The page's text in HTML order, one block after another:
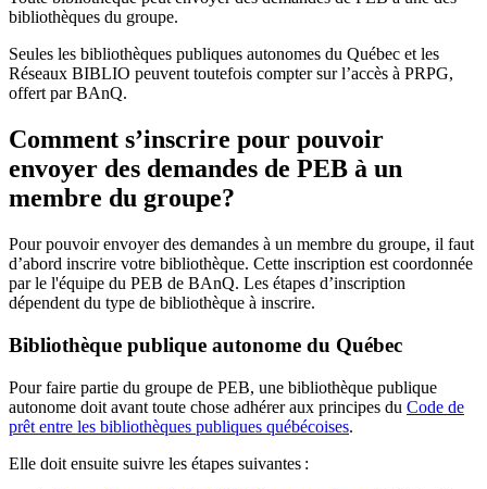
bibliothèques du groupe.
Seules les bibliothèques publiques autonomes du Québec et les
Réseaux BIBLIO peuvent toutefois compter sur l’accès à PRPG,
offert par BAnQ.
Comment s’inscrire pour pouvoir
envoyer des demandes de PEB à un
membre du groupe?
Pour pouvoir envoyer des demandes à un membre du groupe, il faut
d’abord inscrire votre bibliothèque. Cette inscription est coordonnée
par le l'équipe du PEB de BAnQ. Les étapes d’inscription
dépendent du type de bibliothèque à inscrire.
Bibliothèque publique autonome du Québec
Pour faire partie du groupe de PEB, une bibliothèque publique
autonome doit avant toute chose adhérer aux principes du Code de
prêt entre les bibliothèques publiques québécoises.
Elle doit ensuite suivre les étapes suivantes :